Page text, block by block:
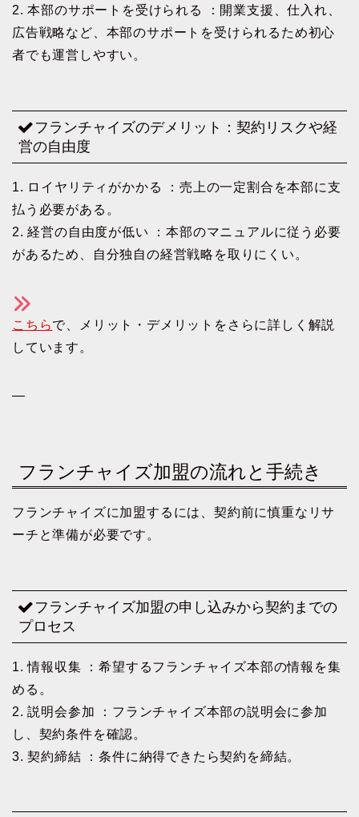
2. 本部のサポートを受けられる ：開業支援、仕入れ、
広告戦略など、本部のサポートを受けられるため初心
者でも運営しやすい。
フランチャイズのデメリット：契約リスクや経
営の自由度
1. ロイヤリティがかかる ：売上の一定割合を本部に支
払う必要がある。
2. 経営の自由度が低い ：本部のマニュアルに従う必要
があるため、自分独自の経営戦略を取りにくい。
こちらで、メリット・デメリットをさらに詳しく解説
しています。
—
フランチャイズ加盟の流れと手続き
フランチャイズに加盟するには、契約前に慎重なリサ
ーチと準備が必要です。
フランチャイズ加盟の申し込みから契約までの
プロセス
1. 情報収集 ：希望するフランチャイズ本部の情報を集
める。
2. 説明会参加 ：フランチャイズ本部の説明会に参加
し、契約条件を確認。
3. 契約締結 ：条件に納得できたら契約を締結。